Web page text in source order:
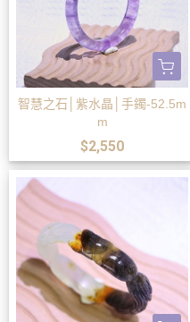
智慧之石│紫水晶│手鐲-52.5m
m
$2,550